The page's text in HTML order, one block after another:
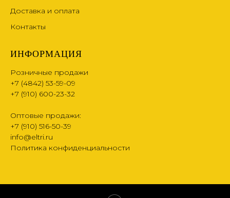
Доставка и оплата
Контакты
ИНФОРМАЦИЯ
Розничные продажи
+7 (4842) 53-59-09
+7 (910) 600-23-32
Оптовые продажи:
+7 (910) 516-50-39
info@eltri.ru
Политика конфиденциальности